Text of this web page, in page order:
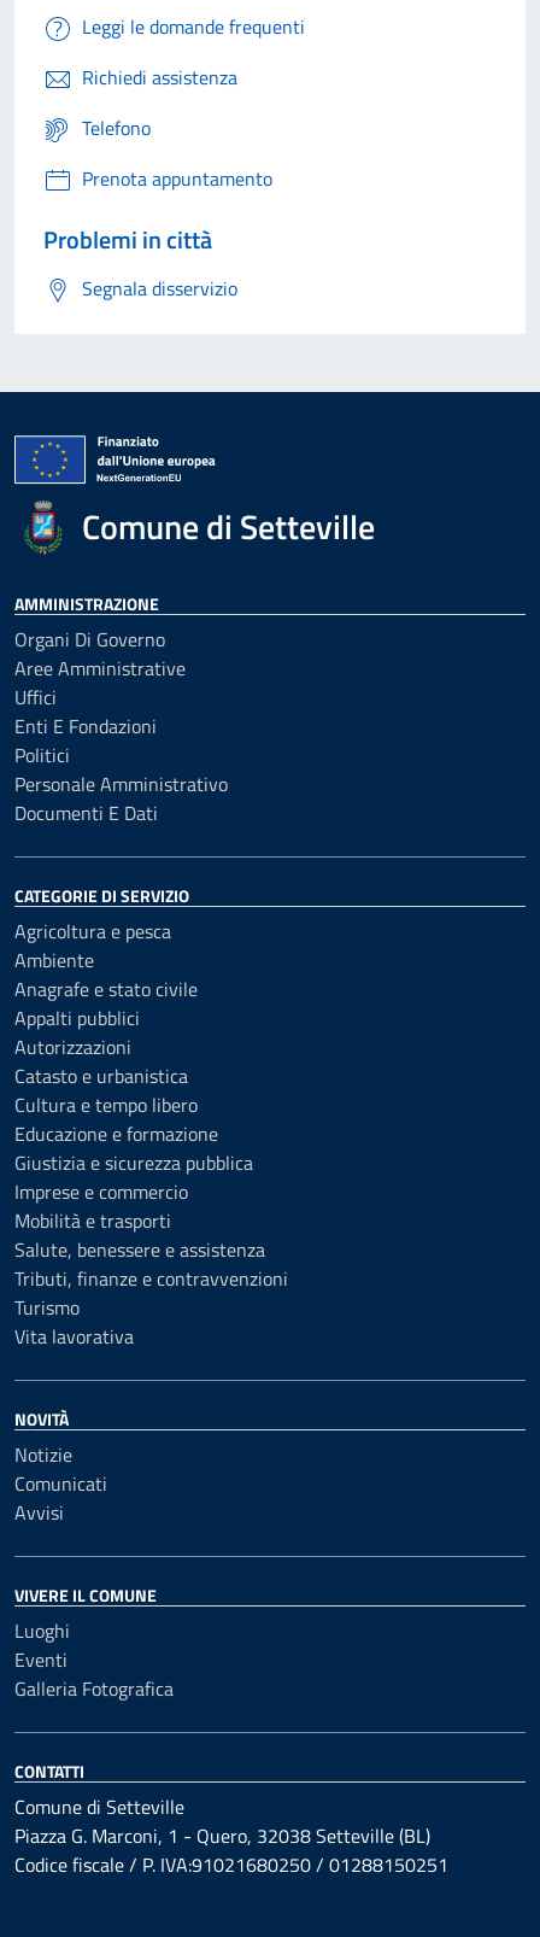
Leggi le domande frequenti
Richiedi assistenza
Telefono
Prenota appuntamento
Problemi in città
Segnala disservizio
Comune di Setteville
AMMINISTRAZIONE
Organi Di Governo
Aree Amministrative
Uffici
Enti E Fondazioni
Politici
Personale Amministrativo
Documenti E Dati
CATEGORIE DI SERVIZIO
Agricoltura e pesca
Ambiente
Anagrafe e stato civile
Appalti pubblici
Autorizzazioni
Catasto e urbanistica
Cultura e tempo libero
Educazione e formazione
Giustizia e sicurezza pubblica
Imprese e commercio
Mobilità e trasporti
Salute, benessere e assistenza
Tributi, finanze e contravvenzioni
Turismo
Vita lavorativa
NOVITÀ
Notizie
Comunicati
Avvisi
VIVERE IL COMUNE
Luoghi
Eventi
Galleria Fotografica
CONTATTI
Comune di Setteville
Piazza G. Marconi, 1 - Quero, 32038 Setteville (BL)
Codice fiscale / P. IVA:91021680250 / 01288150251